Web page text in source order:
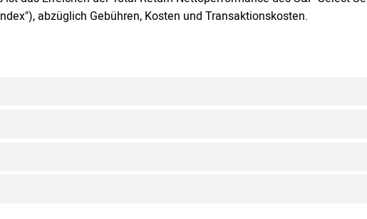
abzüglich Gebühren, Kosten und Transaktionskosten.